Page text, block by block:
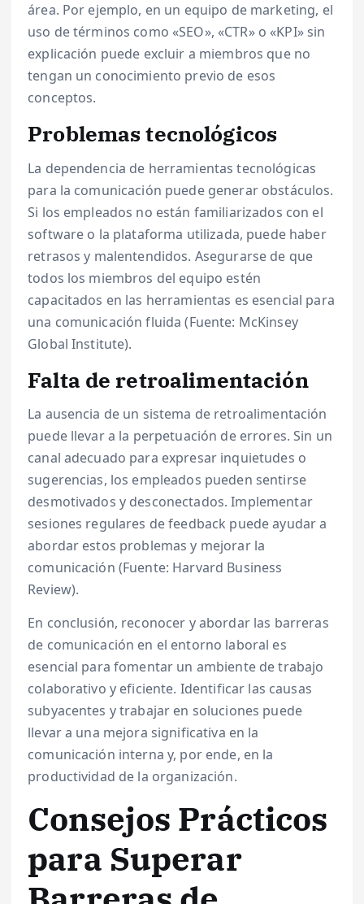
área. Por ejemplo, en un equipo de marketing, el
uso de términos como «SEO», «CTR» o «KPI» sin
explicación puede excluir a miembros que no
tengan un conocimiento previo de esos
conceptos.
Problemas tecnológicos
La dependencia de herramientas tecnológicas
para la comunicación puede generar obstáculos.
Si los empleados no están familiarizados con el
software o la plataforma utilizada, puede haber
retrasos y malentendidos. Asegurarse de que
todos los miembros del equipo estén
capacitados en las herramientas es esencial para
una comunicación fluida (Fuente: McKinsey
Global Institute).
Falta de retroalimentación
La ausencia de un sistema de retroalimentación
puede llevar a la perpetuación de errores. Sin un
canal adecuado para expresar inquietudes o
sugerencias, los empleados pueden sentirse
desmotivados y desconectados. Implementar
sesiones regulares de feedback puede ayudar a
abordar estos problemas y mejorar la
comunicación (Fuente: Harvard Business
Review).
En conclusión, reconocer y abordar las barreras
de comunicación en el entorno laboral es
esencial para fomentar un ambiente de trabajo
colaborativo y eficiente. Identificar las causas
subyacentes y trabajar en soluciones puede
llevar a una mejora significativa en la
comunicación interna y, por ende, en la
productividad de la organización.
Consejos Prácticos
para Superar